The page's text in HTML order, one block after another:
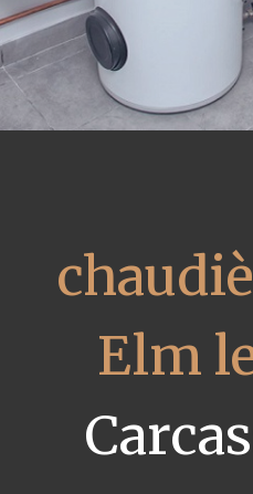
Elm